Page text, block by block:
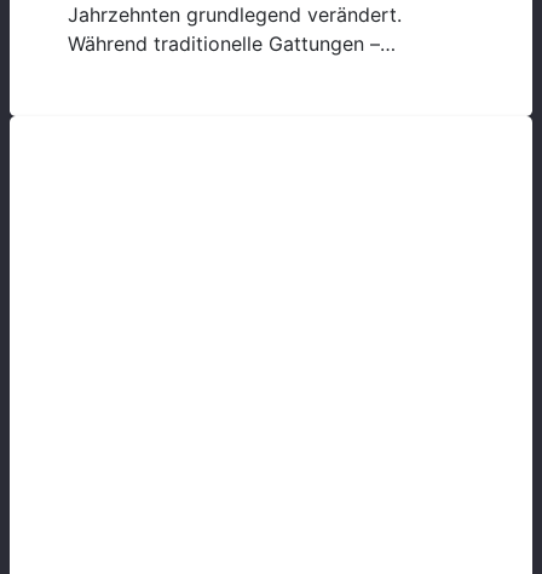
Jahrzehnten grundlegend verändert.
Während traditionelle Gattungen –…